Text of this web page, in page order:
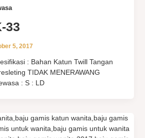
33
5, 2017
: Bahan Katun Twill Tangan
TIDAK MENERAWANG
: S : LD